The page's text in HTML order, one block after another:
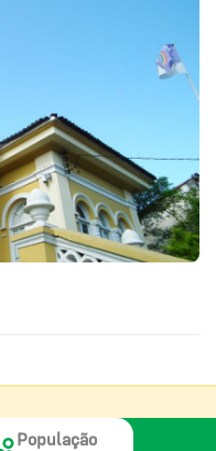
População